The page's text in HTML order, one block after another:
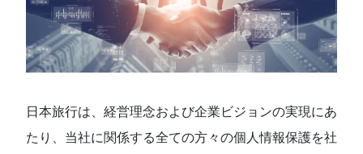
日本旅行は、経営理念および企業ビジョンの実現にあ
たり、当社に関係する全ての方々の個人情報保護を社